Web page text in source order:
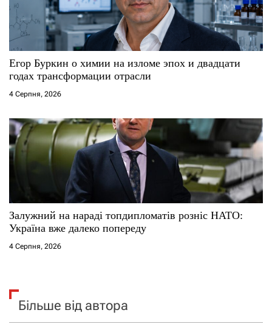
Егор Буркин о химии на изломе эпох и двадцати
годах трансформации отрасли
4 Серпня, 2026
Залужний на нараді топдипломатів розніс НАТО:
Україна вже далеко попереду
4 Серпня, 2026
Більше від автора